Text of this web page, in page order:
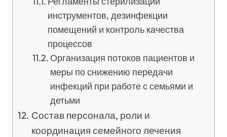
инструментов, дезинфекции
помещений и контроль качества
процессов
Организация потоков пациентов и
меры по снижению передачи
инфекций при работе с семьями и
детьми
Состав персонала, роли и
координация семейного лечения